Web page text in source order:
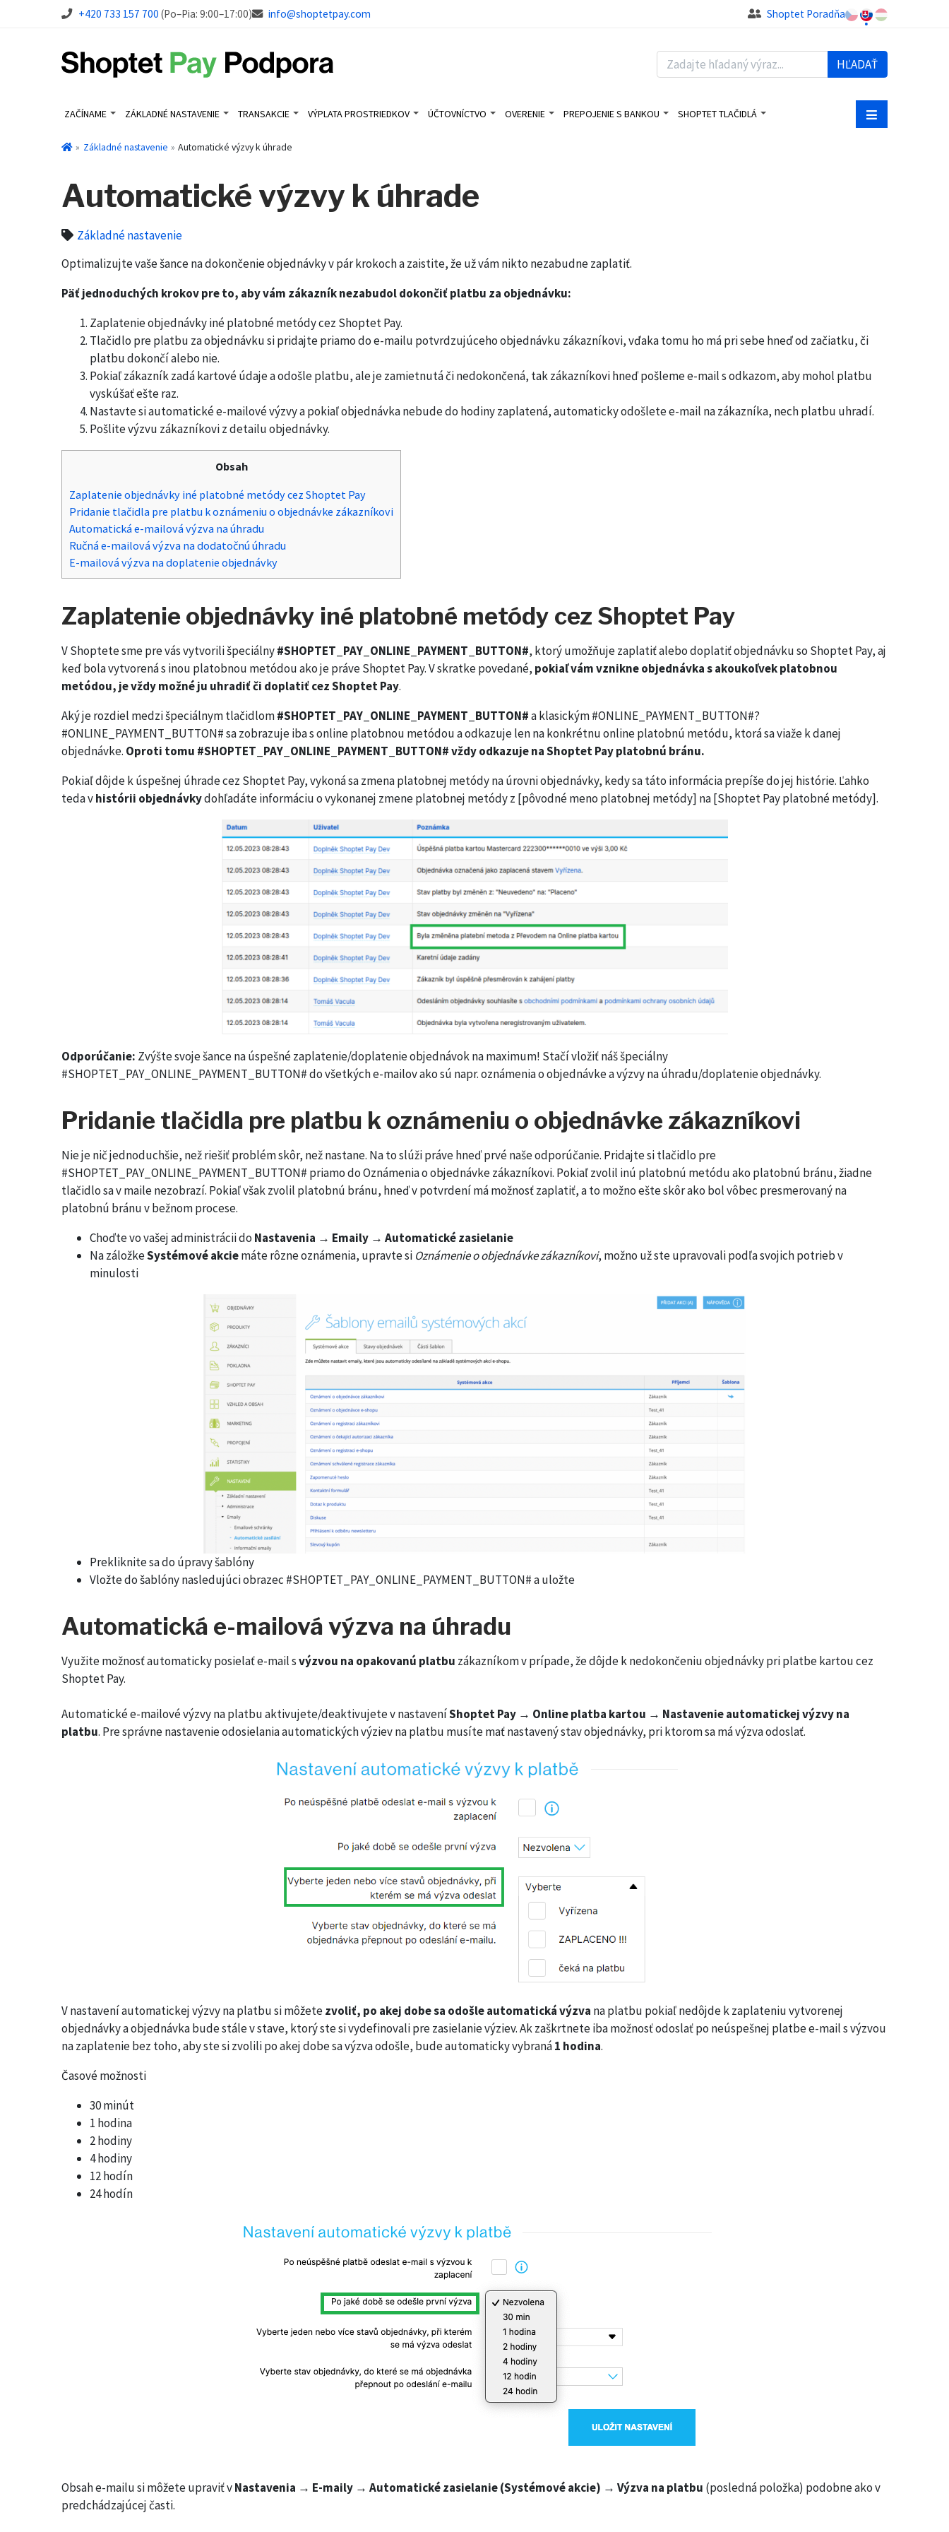
+420 733 157 700 (Po–Pia: 9:00–17:00) info@shoptetpay.com Shoptet Poradňa
HĽADAŤ
ZAČÍNAME ZÁKLADNÉ NASTAVENIE TRANSAKCIE VÝPLATA PROSTRIEDKOV ÚČTOVNÍCTVO OVERENIE PREPOJENIE S BANKOU SHOPTET TLAČIDLÁ
Základné nastavenie Automatické výzvy k úhrade
Automatické výzvy k úhrade
Základné nastavenie
Optimalizujte vaše šance na dokončenie objednávky v pár krokoch a zaistite, že už vám nikto nezabudne zaplatiť.
Päť jednoduchých krokov pre to, aby vám zákazník nezabudol dokončiť platbu za objednávku:
Zaplatenie objednávky iné platobné metódy cez Shoptet Pay.
Tlačidlo pre platbu za objednávku si pridajte priamo do e-mailu potvrdzujúceho objednávku zákazníkovi, vďaka tomu ho má pri sebe hneď od začiatku, či
platbu dokončí alebo nie.
Pokiaľ zákazník zadá kartové údaje a odošle platbu, ale je zamietnutá či nedokončená, tak zákazníkovi hneď pošleme e-mail s odkazom, aby mohol platbu
vyskúšať ešte raz.
Nastavte si automatické e-mailové výzvy a pokiaľ objednávka nebude do hodiny zaplatená, automaticky odošlete e-mail na zákazníka, nech platbu uhradí.
Pošlite výzvu zákazníkovi z detailu objednávky.
Obsah
Zaplatenie objednávky iné platobné metódy cez Shoptet Pay
Pridanie tlačidla pre platbu k oznámeniu o objednávke zákazníkovi
Automatická e-mailová výzva na úhradu
Ručná e-mailová výzva na dodatočnú úhradu
E-mailová výzva na doplatenie objednávky
Zaplatenie objednávky iné platobné metódy cez Shoptet Pay
V Shoptete sme pre vás vytvorili špeciálny#SHOPTET_PAY_ONLINE_PAYMENT_BUTTON#, ktorý umožňuje zaplatiť alebo doplatiť objednávku so Shoptet Pay, aj
keď bola vytvorená s inou platobnou metódou ako je práve Shoptet Pay. V skratke povedané, pokiaľ vám vznikne objednávka s akoukoľvek platobnou
metódou, je vždy možné ju uhradiť či doplatiť cez Shoptet Pay.
Aký je rozdiel medzi špeciálnym tlačidlom#SHOPTET_PAY_ONLINE_PAYMENT_BUTTON#a klasickým #ONLINE_PAYMENT_BUTTON#?
#ONLINE_PAYMENT_BUTTON# sa zobrazuje iba s online platobnou metódou a odkazuje len na konkrétnu online platobnú metódu, ktorá sa viaže k danej
objednávke. Oproti tomu #SHOPTET_PAY_ONLINE_PAYMENT_BUTTON# vždy odkazuje na Shoptet Pay platobnú bránu.
Pokiaľ dôjde k úspešnej úhrade cez Shoptet Pay, vykoná sa zmena platobnej metódy na úrovni objednávky, kedy sa táto informácia prepíše do jej histórie. Ľahko
teda vhistórii objednávkydohľadáte informáciu o vykonanej zmene platobnej metódy z [pôvodné meno platobnej metódy] na [Shoptet Pay platobné metódy].
Odporúčanie: Zvýšte svoje šance na úspešné zaplatenie/doplatenie objednávok na maximum! Stačí vložiť náš špeciálny
#SHOPTET_PAY_ONLINE_PAYMENT_BUTTON# do všetkých e-mailov ako sú napr. oznámenia o objednávke a výzvy na úhradu/doplatenie objednávky.
Pridanie tlačidla pre platbu k oznámeniu o objednávke zákazníkovi
Nie je nič jednoduchšie, než riešiť problém skôr, než nastane. Na to slúži práve hneď prvé naše odporúčanie. Pridajte si tlačidlo pre
#SHOPTET_PAY_ONLINE_PAYMENT_BUTTON# priamo do Oznámenia o objednávke zákazníkovi. Pokiaľ zvolil inú platobnú metódu ako platobnú bránu, žiadne
tlačidlo sa v maile nezobrazí. Pokiaľ však zvolil platobnú bránu, hneď v potvrdení má možnosť zaplatiť, a to možno ešte skôr ako bol vôbec presmerovaný na
platobnú bránu v bežnom procese.
Choďte vo vašej administrácii do Nastavenia → Emaily → Automatické zasielanie
Na záložkeSystémové akciemáte rôzne oznámenia, upravte si Oznámenie o objednávke zákazníkovi, možno už ste upravovali podľa svojich potrieb v
minulosti
Prekliknite sa do úpravy šablóny
Vložte do šablóny nasledujúci obrazec #SHOPTET_PAY_ONLINE_PAYMENT_BUTTON# a uložte
Automatická e-mailová výzva na úhradu
Využite možnosť automaticky posielať e-mail svýzvou na opakovanú platbu zákazníkom v prípade, že dôjde k nedokončeniu objednávky pri platbe kartou cez
Shoptet Pay.
Automatické e-mailové výzvy na platbu aktivujete/deaktivujete v nastaveníShoptet Pay → Online platba kartou → Nastavenie automatickej výzvy na
platbu. Pre správne nastavenie odosielania automatických výziev na platbu musíte mať nastavený stav objednávky, pri ktorom sa má výzva odoslať.
V nastavení automatickej výzvy na platbu si môžetezvoliť, po akej dobe sa odošle automatická výzva na platbu pokiaľ nedôjde k zaplateniu vytvorenej
objednávky a objednávka bude stále v stave, ktorý ste si vydefinovali pre zasielanie výziev. Ak zaškrtnete iba možnosť odoslať po neúspešnej platbe e-mail s výzvou
na zaplatenie bez toho, aby ste si zvolili po akej dobe sa výzva odošle, bude automaticky vybraná1 hodina.
Časové možnosti
30 minút
1 hodina
2 hodiny
4 hodiny
12 hodín
24 hodín
Obsah e-mailu si môžete upraviť vNastavenia → E-maily → Automatické zasielanie (Systémové akcie) → Výzva na platbu (posledná položka) podobne ako v
predchádzajúcej časti.